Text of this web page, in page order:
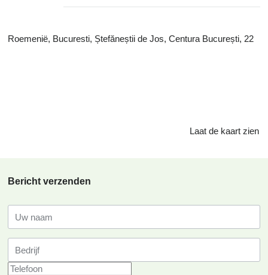
Roemenië, Bucuresti, Ștefăneștii de Jos, Centura București, 22
Laat de kaart zien
Bericht verzenden